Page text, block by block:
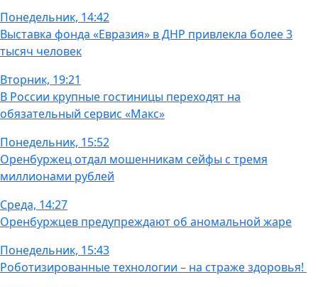
Понедельник, 14:42
Выставка фонда «Евразия» в ДНР привлекла более 3
тысяч человек
Вторник, 19:21
В России крупные гостиницы переходят на
обязательный сервис «Макс»
Понедельник, 15:52
Оренбуржец отдал мошенникам сейфы с тремя
миллионами рублей
Среда, 14:27
Оренбуржцев предупреждают об аномальной жаре
Понедельник, 15:43
Роботизированные технологии – на страже здоровья!